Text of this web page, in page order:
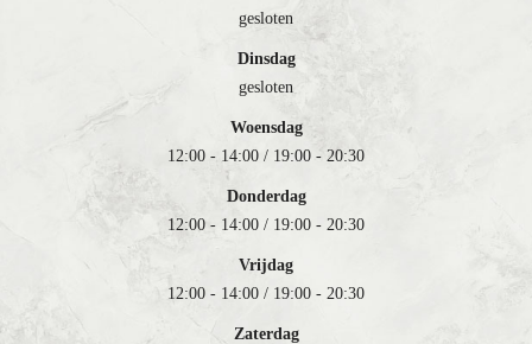
gesloten
Dinsdag
gesloten
Woensdag
12:00 - 14:00 / 19:00 - 20:30
Donderdag
12:00 - 14:00 / 19:00 - 20:30
Vrijdag
12:00 - 14:00 / 19:00 - 20:30
Zaterdag